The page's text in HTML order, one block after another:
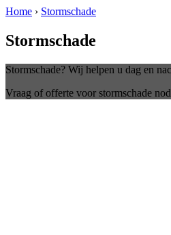
Home › Stormschade
Stormschade
Stormschade? Wij helpen u dag en
Vraag of offerte voor stormschade